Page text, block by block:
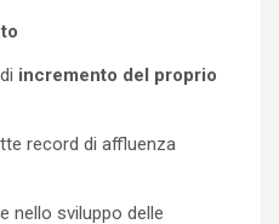
incremento del proprio
record di affluenza
nello sviluppo delle